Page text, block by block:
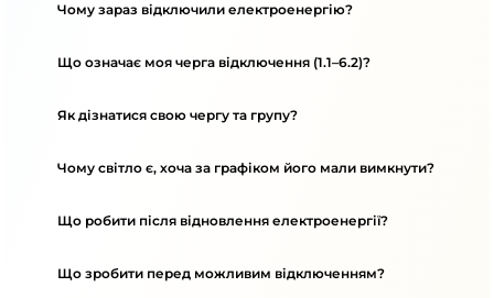
Чому зараз відключили електроенергію?
Що означає моя черга відключення (1.1–6.2)?
Як дізнатися свою чергу та групу?
Чому світло є, хоча за графіком його мали вимкнути?
Що робити після відновлення електроенергії?
Що зробити перед можливим відключенням?